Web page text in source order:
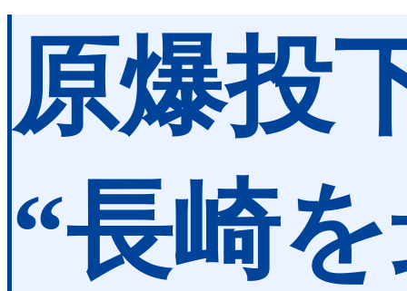
原爆投
“長崎